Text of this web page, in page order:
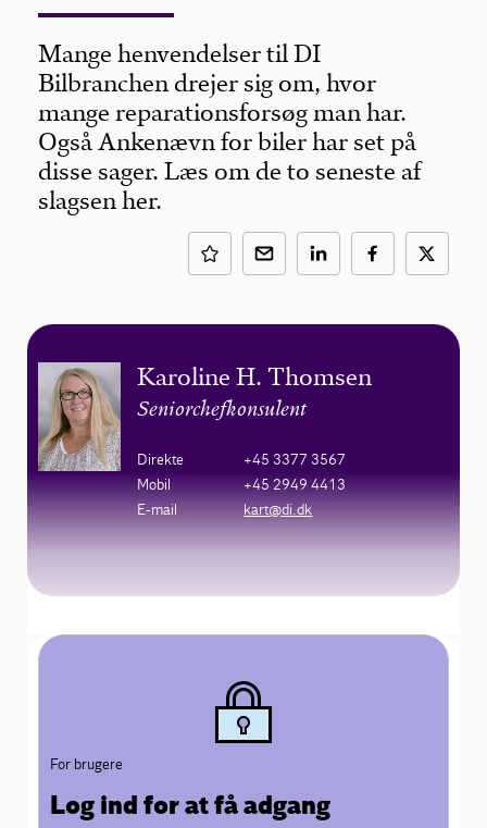
Mange henvendelser til DI
Bilbranchen drejer sig om, hvor
mange reparationsforsøg man har.
Også Ankenævn for biler har set på
disse sager. Læs om de to seneste af
slagsen her.
Karoline H. Thomsen
Seniorchefkonsulent
Direkte
+45 3377 3567
Mobil
+45 2949 4413
E-mail
kart@di.dk
For brugere
Log ind for at få adgang